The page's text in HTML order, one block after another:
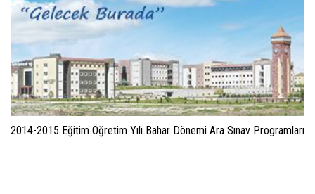
2014-2015 Eğitim Öğretim Yılı Bahar Dönemi Ara Sınav Programları